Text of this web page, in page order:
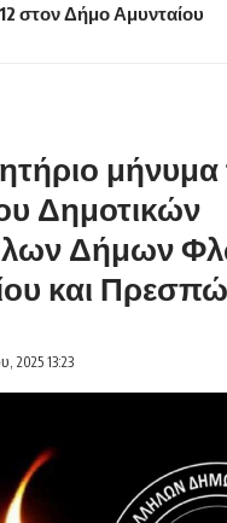
στον Δήμο Αμυνταίου
μήνυμα
Δημοτικών
Δήμων
και
2025 13:23